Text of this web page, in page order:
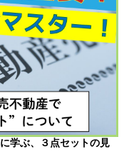
学ぶ、３点セットの見